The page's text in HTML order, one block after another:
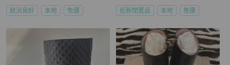
狀況良好 本地 免運 近新閒置品 本地 免運